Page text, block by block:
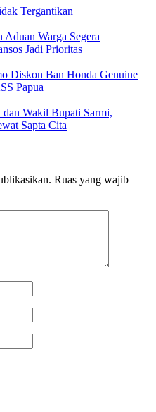
Tergantikan
Warga Segera
Jadi Prioritas
Diskon Ban Honda Genuine
Papua
Wakil Bupati Sarmi,
Sapta Cita
Ruas yang wajib